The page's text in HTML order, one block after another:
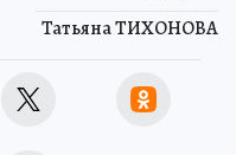
Татьяна ТИХОНОВА